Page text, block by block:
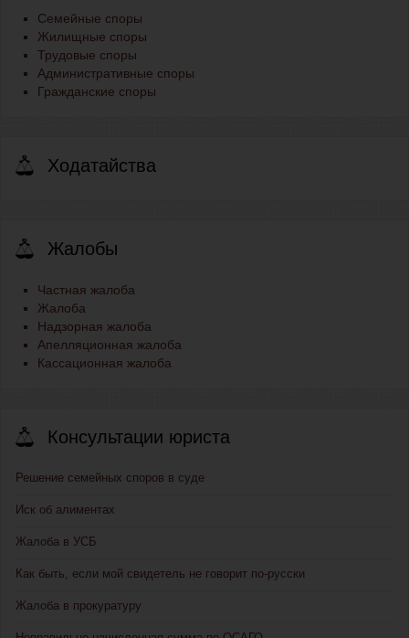
Семейные споры
Жилищные споры
Трудовые споры
Административные споры
Гражданские споры
Ходатайства
Жалобы
Частная жалоба
Жалоба
Надзорная жалоба
Апелляционная жалоба
Кассационная жалоба
Консультации юриста
Решение семейных споров в суде
Иск об алиментах
Жалоба в УСБ
Как быть, если мой свидетель не говорит по-русски
Жалоба в прокуратуру